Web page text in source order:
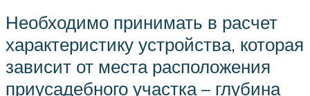
Необходимо принимать в расчет
характеристику устройства, которая
зависит от места расположения
приусадебного участка – глубина